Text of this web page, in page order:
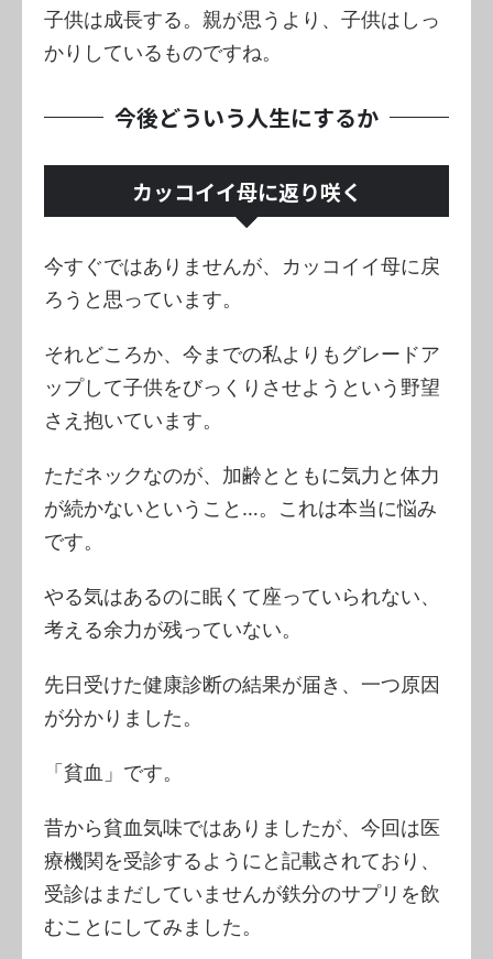
子供は成長する。親が思うより、子供はしっ
かりしているものですね。
今後どういう人生にするか
カッコイイ母に返り咲く
今すぐではありませんが、カッコイイ母に戻
ろうと思っています。
それどころか、今までの私よりもグレードア
ップして子供をびっくりさせようという野望
さえ抱いています。
ただネックなのが、加齢とともに気力と体力
が続かないということ…。これは本当に悩み
です。
やる気はあるのに眠くて座っていられない、
考える余力が残っていない。
先日受けた健康診断の結果が届き、一つ原因
が分かりました。
「貧血」です。
昔から貧血気味ではありましたが、今回は医
療機関を受診するようにと記載されており、
受診はまだしていませんが鉄分のサプリを飲
むことにしてみました。